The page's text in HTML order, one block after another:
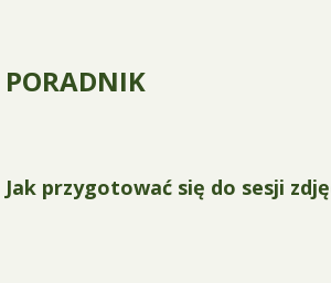
PORADNIK
Jak przygotować się do sesji